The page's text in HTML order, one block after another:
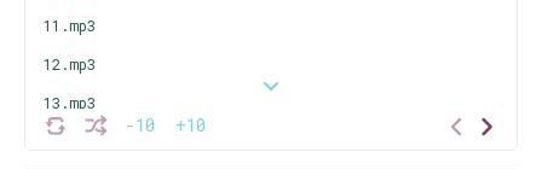
-10 +10
11.mp3
12.mp3
13.mp3
14.mp3